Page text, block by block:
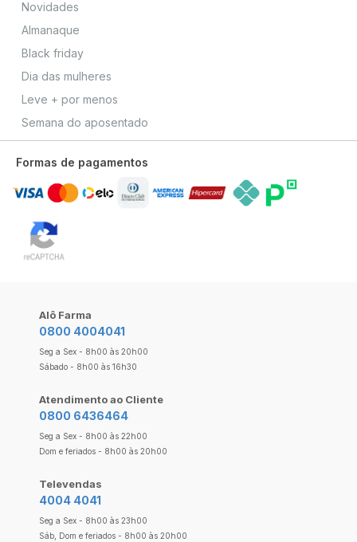
Novidades
Almanaque
Black friday
Dia das mulheres
Leve + por menos
Semana do aposentado
Formas de pagamentos
Alô Farma
0800 4004041
Seg a Sex - 8h00 às 20h00
Sábado - 8h00 às 16h30
Atendimento ao Cliente
0800 6436464
Seg a Sex - 8h00 às 22h00
Dom e feriados - 8h00 às 20h00
Televendas
4004 4041
Seg a Sex - 8h00 às 23h00
Sáb, Dom e feriados - 8h00 às 20h00